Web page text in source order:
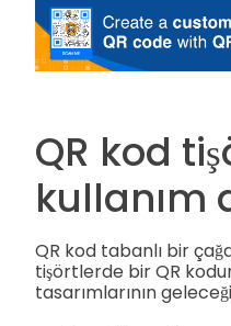
QR kod
kullanım
QR kod tabanlı bir
tişörtlerde bir QR
tasarımlarının